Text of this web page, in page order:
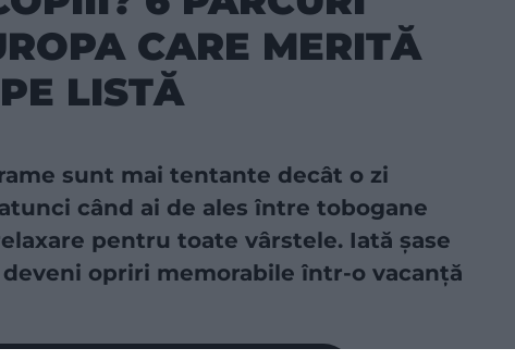
CARE MERITĂ
LISTĂ
sunt mai tentante decât o zi
când ai de ales între tobogane
pentru toate vârstele. Iată șase
opriri memorabile într-o vacanță